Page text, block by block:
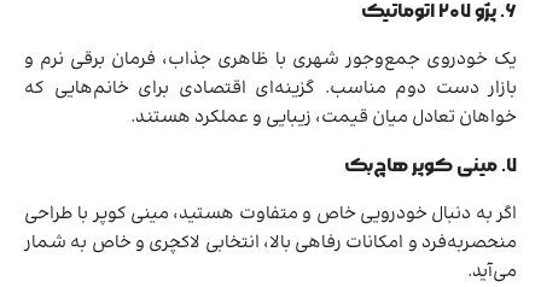
۶. پژو ۲۰۷ اتوماتیک
یک خودروی جمع‌وجور شهری با ظاهری جذاب، فرمان برقی نرم و
بازار دست دوم مناسب. گزینه‌ای اقتصادی برای خانم‌هایی که
خواهان تعادل میان قیمت، زیبایی و عملکرد هستند.
۷. مینی کوپر هاچ‌بک
اگر به دنبال خودرویی خاص و متفاوت هستید، مینی کوپر با طراحی
منحصر‌به‌فرد و امکانات رفاهی بالا، انتخابی لاکچری و خاص به شمار
می‌آید.